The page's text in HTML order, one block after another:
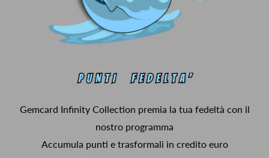
Gemcard Infinity Collection premia la tua fedeltà con il
nostro programma
Accumula punti e trasformali in credito euro